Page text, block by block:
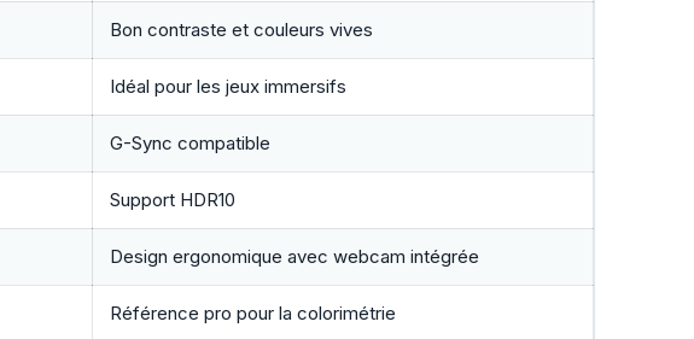
Bon contraste et couleurs vives
Idéal pour les jeux immersifs
G-Sync compatible
Support HDR10
Design ergonomique avec webcam intégrée
Référence pro pour la colorimétrie